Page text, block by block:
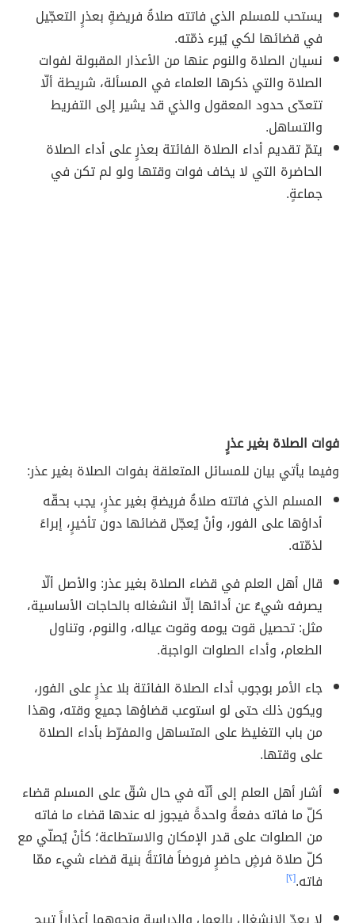
يستحب للمسلم الذي فاتته صلاةُ فريضةٍ بعذرٍ التعجّيل
في قضائها لكي يُبرء ذمّته.
نسيان الصلاة والنوم عنها من الأعذار المقبولة لفوات
الصلاة والتي ذكرها العلماء في المسألة، شريطة ألّا
تتعدّى حدود المعقول والذي قد يشير إلى التفريط
والتساهل.
يتمّ تقديم أداء الصلاة الفائتة بعذرٍ على أداء الصلاة
الحاضرة التي لا يخاف فوات وقتها ولو لم تكن في
جماعةٍ.
فوات الصلاة بغير عذرٍ
وفيما يأتي بيان للمسائل المتعلقة بفوات الصلاة بغير عذر:
المسلم الذي فاتته صلاةُ فريضةٍ بغير عذرٍ، يجب بحقّه
أداؤها على الفور، وأنْ يُعجّل قضائها دون تأخيرٍ، إبراءً
لذمّته.
قال أهل العلم في قضاء الصلاة بغير عذر: والأصل ألّا
يصرفه شيءٌ عن أدائها إلّا انشغاله بالحاجات الأساسية،
مثل: تحصيل قوت يومه وقوت عياله، والنوم، وتناول
الطعام، وأداء الصلوات الواجبة.
جاء الأمر بوجوب أداء الصلاة الفائتة بلا عذرٍ على الفور،
ويكون ذلك حتى لو استوعب قضاؤها جميع وقته، وهذا
من باب التغليظ على المتساهل والمفرّط بأداء الصلاة
على وقتها.
أشار أهل العلم إلى أنّه في حال شقّ على المسلم قضاء
كلّ ما فاته دفعةً واحدةً فيجوز له عندها قضاء ما فاته
من الصلوات على قدر الإمكان والاستطاعة؛ كأنْ يُصلّي مع
كلّ صلاة فرضٍ حاضرٍ فروضاً فائتةً بنية قضاء شيء ممّا
فاته.[٢]